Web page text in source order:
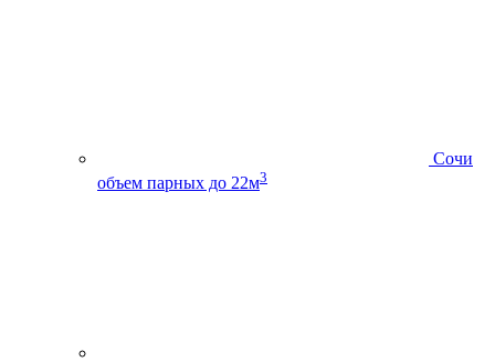
Сочи
объем парных до 22м3